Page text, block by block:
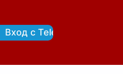
Вход с Telegram